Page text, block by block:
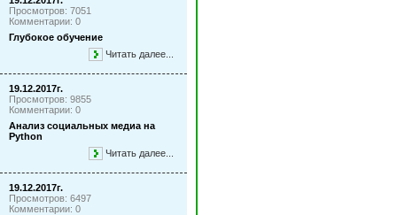
Просмотров: 7051
Комментарии: 0
Глубокое обучение
Читать далее...
19.12.2017г.
Просмотров: 9855
Комментарии: 0
Анализ социальных медиа на
Python
Читать далее...
19.12.2017г.
Просмотров: 6497
Комментарии: 0